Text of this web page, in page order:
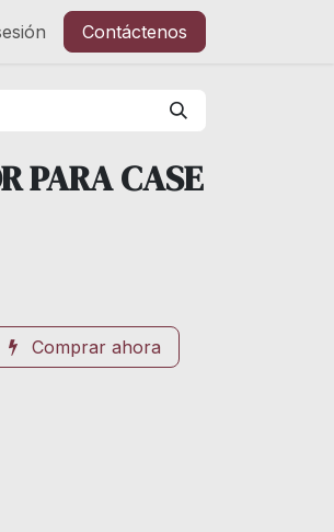
Contáctenos
PARA CASE
Comprar ahora